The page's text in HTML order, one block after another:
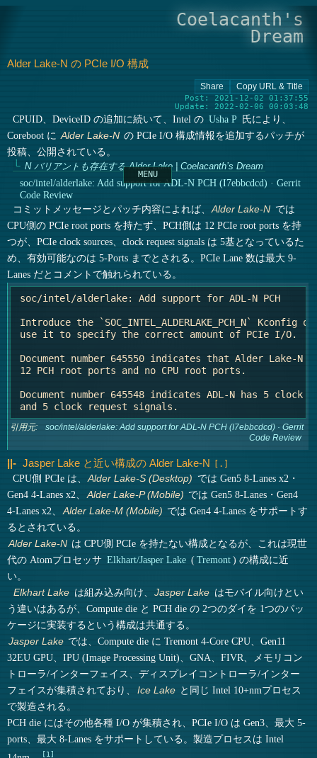
Coelacanth's
Dream
Alder Lake-N の PCIe I/O 構成
Post: 2021-12-02 01:37:55
Update: 2022-02-06 00:03:48
CPUID、DeviceID の追加に続いて、Intel の Usha P 氏により、
Coreboot に Alder Lake-N の PCIe I/O 構成情報を追加するパッチが
投稿、公開されている。
N バリアントも存在する Alder Lake | Coelacanth’s Dream
soc/intel/alderlake: Add support for ADL-N PCH (I7ebbcdcd) · Gerrit
Code Review
コミットメッセージとパッチ内容によれば、 Alder Lake-N では
CPU側の PCIe root ports を持たず、PCH側は 12 PCIe root ports を持
つが、PCIe clock sources、clock request signals は 5基となっているた
め、有効可能なのは 5-Ports までとされる。PCIe Lane 数は最大 9-
Lanes だとコメントで触れられている。
soc/intel/alderlake: Add support for ADL-N PCH
Introduce the `SOC_INTEL_ALDERLAKE_PCH_N` Kconfig
use it to specify the correct amount of PCIe I/O.
Document number 645550 indicates that Alder Lake-N
12 PCH root ports and no CPU root ports.
Document number 645548 indicates ADL-N has 5 clock
引用元:
soc/intel/alderlake: Add support for ADL-N PCH (I7ebbcdcd) · Gerrit
Code Review
Jasper Lake と近い構成の Alder Lake-N
CPU側 PCIe は、 Alder Lake-S (Desktop) では Gen5 8-Lanes x2・
Gen4 4-Lanes x2、
Alder Lake-P (Mobile) では Gen5 8-Lanes・Gen4
4-Lanes x2、
Alder Lake-M (Mobile) では Gen4 4-Lanes をサポートす
るとされている。
Alder Lake-N は CPU側 PCIe を持たない構成となるが、これは現世
代の Atomプロセッサ Elkhart/Jasper Lake ( Tremont ) の構成に近
い。
Elkhart Lake は組み込み向け、 Jasper Lake はモバイル向けとい
う違いはあるが、Compute die と PCH die の 2つのダイを 1つのパッ
ケージに実装するという構成は共通する。
Jasper Lake では、Compute die に Tremont 4-Core CPU、Gen11
32EU GPU、IPU (Image Processing Unit)、GNA、FIVR、メモリコン
トローラ/インターフェイス、ディスプレイコントローラ/インター
フェイスが集積されており、
Ice Lake と同じ Intel 10+nmプロセス
で製造される。
PCH die にはその他各種 I/O が集積され、PCIe I/O は Gen3、最大 5-
ports、最大 8-Lanes をサポートしている。製造プロセスは Intel
1